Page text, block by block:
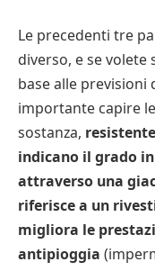
Le precedenti tre
diverso, e se volete
base alle previsioni
importante capire
sostanza,
indicano il grado
attraverso una
riferisce a un
migliora le
antipioggia